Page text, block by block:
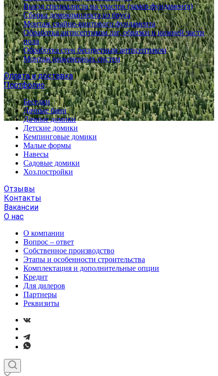
Выезд специалиста на участок (замер фундамента)
Сборка домокомплекта из бруса
Монтаж свайно-винтового фундамента
Обработка антисептиком лаг, обвязки и нижней части
пола
Обработка стен бесцветным антисептиком
Монтаж инженерных систем
Оплата и доставка
Портфолио
Беседки
Дачные бани
Дачные домики
Детские домики
Кемпинговые домики
Малые формы
Навесы
Садовые домики
Хоз.постройки
Отзывы
Контакты
Вакансии
О нас
О компании
Вопрос – ответ
Собственное производство
Этапы и особенности строительства
Комплектация и дополнительные опции
Кредит
Для дилеров
Партнеры
Реквизиты